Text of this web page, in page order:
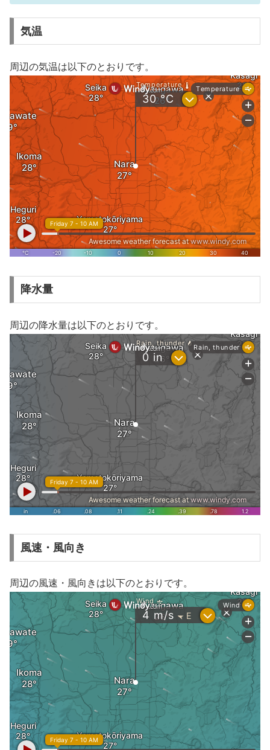
気温
周辺の気温は以下のとおりです。
降水量
周辺の降水量は以下のとおりです。
風速・風向き
周辺の風速・風向きは以下のとおりです。